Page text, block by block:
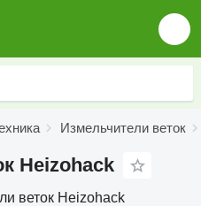
Измельчители веток
Heizohack
веток Heizohack